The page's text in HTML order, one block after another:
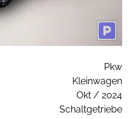
Pkw
Kleinwagen
Okt / 2024
Schaltgetriebe